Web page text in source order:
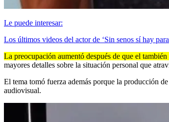
Le puede interesar:
Los últimos videos del actor de ‘Sin senos sí hay
La preocupación aumentó después de que el
mayores detalles sobre la situación personal que
El tema tomó fuerza además porque la producción de
audiovisual.